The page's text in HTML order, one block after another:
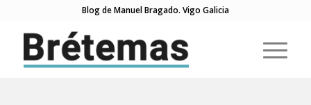
Blog de Manuel Bragado. Vigo Galicia